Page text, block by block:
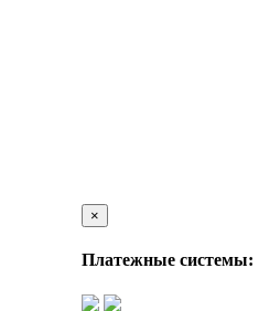
×
Платежные системы: